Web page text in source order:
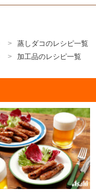
蒸しダコのレシピ一覧
加工品のレシピ一覧